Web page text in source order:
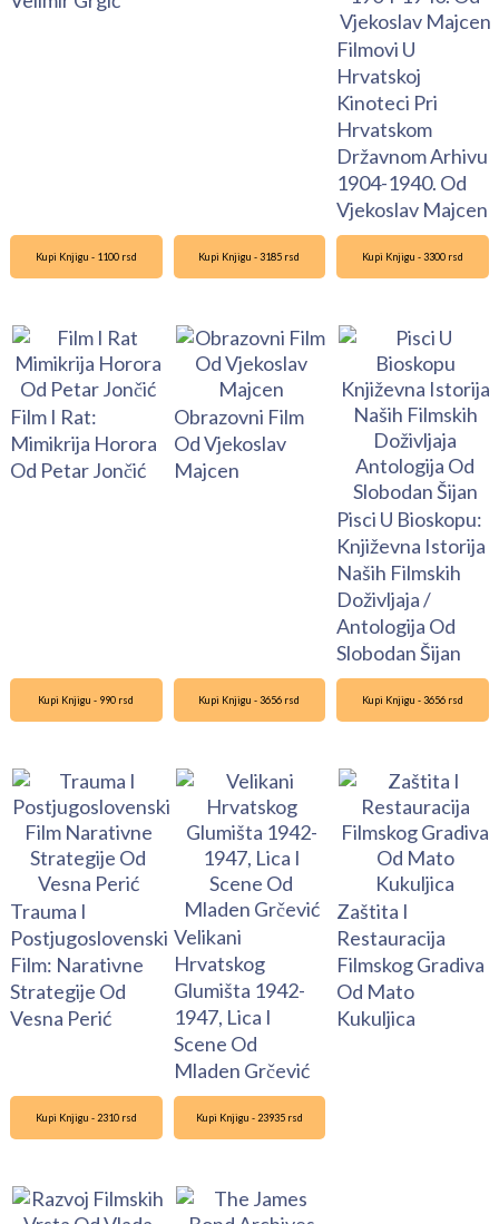
Filmovi U
Hrvatskoj
Kinoteci Pri
Hrvatskom
Državnom Arhivu
1904-1940. Od
Vjekoslav Majcen
Kupi Knjigu - 1100 rsd
Film I Rat:
Mimikrija Horora
Od Petar Jončić
Kupi Knjigu - 3185 rsd
Obrazovni Film
Od Vjekoslav
Majcen
Kupi Knjigu - 3300 rsd
Pisci U Bioskopu:
Književna Istorija
Naših Filmskih
Doživljaja /
Antologija Od
Slobodan Šijan
Kupi Knjigu - 990 rsd
Trauma I
Postjugoslovenski
Film: Narativne
Strategije Od
Vesna Perić
Kupi Knjigu - 3656 rsd
Velikani
Hrvatskog
Glumišta 1942-
1947, Lica I
Scene Od
Mladen Grčević
Kupi Knjigu - 3656 rsd
Zaštita I
Restauracija
Filmskog Gradiva
Od Mato
Kukuljica
Kupi Knjigu - 2310 rsd Kupi Knjigu - 23935 rsd